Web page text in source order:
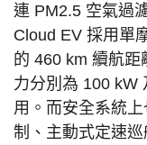
連 PM2.5 空氣過
Cloud EV 採用單
的 460 km 續航
力分別為 100 kW
用。而安全系統
制、主動式定速